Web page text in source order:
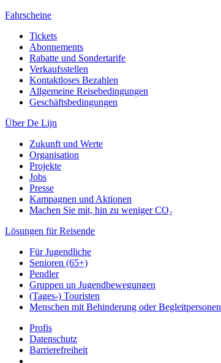
Fahrscheine
Tickets
Abonnements
Rabatte und Sondertarife
Verkaufsstellen
Kontaktloses Bezahlen
Allgemeine Reisebedingungen
Geschäftsbedingungen
Über De Lijn
Zukunft und Werte
Organisation
Projekte
Jobs
Presse
Kampagnen und Aktionen
Machen Sie mit, hin zu weniger CO₂
Lösungen für Reisende
Für Jugendliche
Senioren (65+)
Pendler
Gruppen un Jugendbewegungen
(Tages-) Touristen
Menschen mit Behinderung oder Begleitpersonen
Profis
Datenschutz
Barrierefreiheit